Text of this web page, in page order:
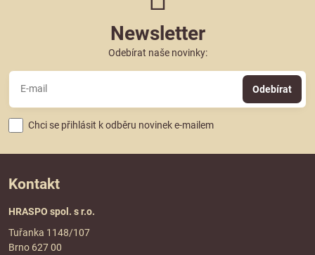
Newsletter
Odebírat naše novinky:
Odebírat
Chci se přihlásit k odběru novinek e-mailem
Kontakt
HRASPO spol. s r.o.
Tuřanka 1148/107
Brno 627 00